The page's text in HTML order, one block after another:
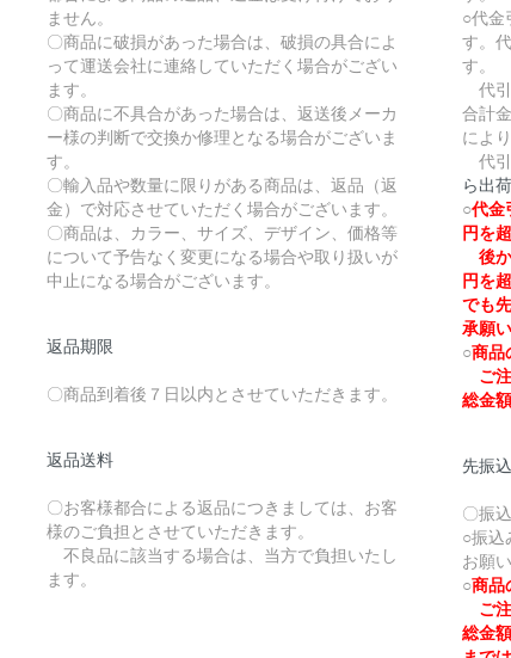
ません。
〇商品に破損があった場合は、破損の具合によ
って運送会社に連絡していただく場合がござい
ます。
〇商品に不具合があった場合は、返送後メーカ
ー様の判断で交換か修理となる場合がございま
す。
〇輸入品や数量に限りがある商品は、返品（返
金）で対応させていただく場合がございます。
〇商品は、カラー、サイズ、デザイン、価格等
について予告なく変更になる場合や取り扱いが
中止になる場合がございます。
返品期限
〇商品到着後７日以内とさせていただきます。
返品送料
〇お客様都合による返品につきましては、お客
様のご負担とさせていただきます。
不良品に該当する場合は、当方で負担いたし
ます。
○代金
す。
す。
代
合計
によ
代引
ら出
○代金
円を
後
円を
でも
承願
○商品
ご
総金
先振
〇振
○振込
お願
○商品
ご
総金